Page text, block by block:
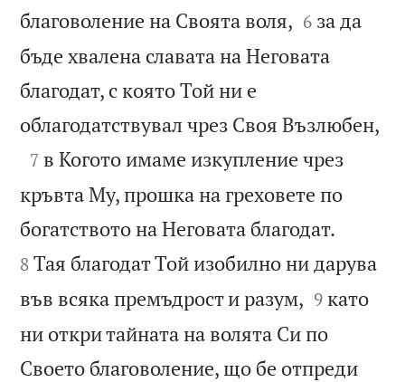
благоволение на Своята воля, 

6 за да
бъде хвалена славата на Неговата
благодат, с която Той ни е
облагодатствувал чрез Своя Възлюбен,

7 в Когото имаме изкупление чрез
кръвта Му, прошка на греховете по
богатството на Неговата благодат.
8 Тая благодат Той изобилно ни дарува
във всяка премъдрост и разум, 

9 като
ни откри тайната на волята Си по
Своето благоволение, що бе отпреди